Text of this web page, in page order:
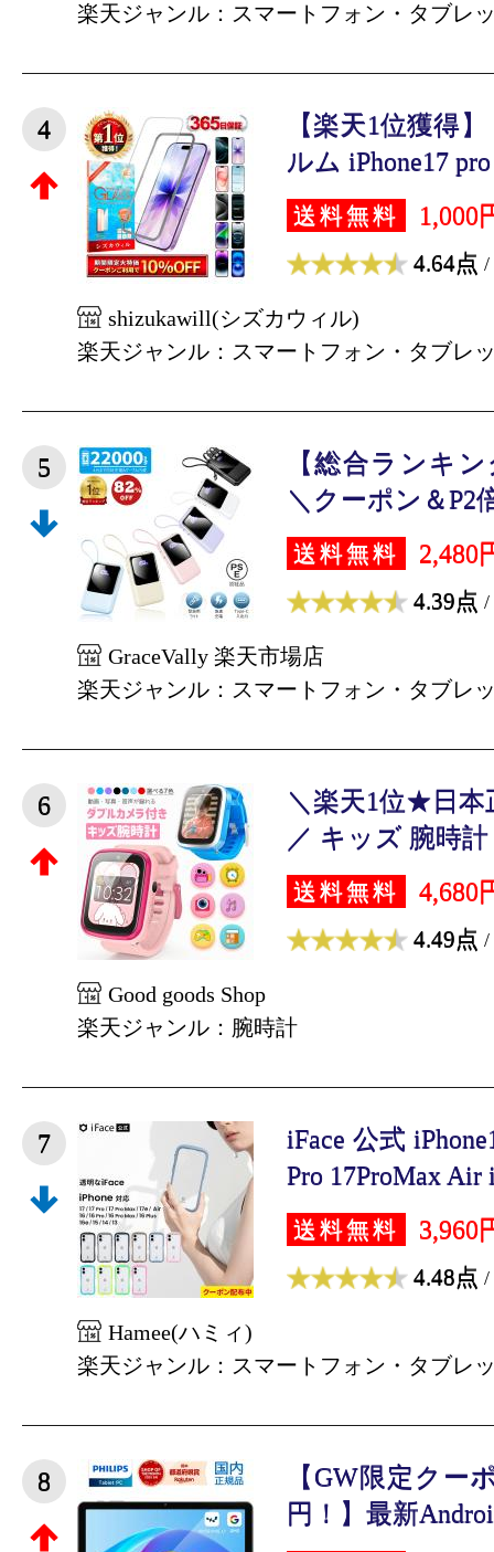
楽天ジャンル：スマートフォン・タブレ
4
【楽天1位獲得
ルム iPhone17
送料無料 1,000
4.64点 /
shizukawill(シズカウィル)
楽天ジャンル：スマートフォン・タブレ
5
【総合ランキ
＼クーポン＆P2
送料無料 2,480
4.39点 /
GraceVally 楽天市場店
楽天ジャンル：スマートフォン・タブレ
6
＼楽天1位★日本
／ キッズ 腕時
送料無料 4,680
4.49点 /
Good goods Shop
楽天ジャンル：腕時計
7
iFace 公式
Pro 17ProMax Air
送料無料 3,960
4.48点 /
Hamee(ハミィ)
楽天ジャンル：スマートフォン・タブレ
8
【GW限定クー
円！】最新